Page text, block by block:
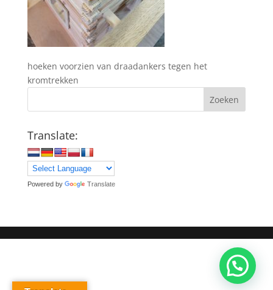
hoeken voorzien van draadankers tegen het
kromtrekken
Zoeken
Translate:
Powered by Translate